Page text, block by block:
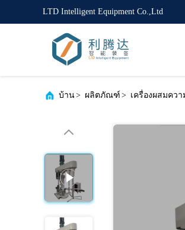
LTD Intelligent Equipment Co.,Ltd
บ้าน> ผลิตภัณฑ์ > เครื่องผสมควา